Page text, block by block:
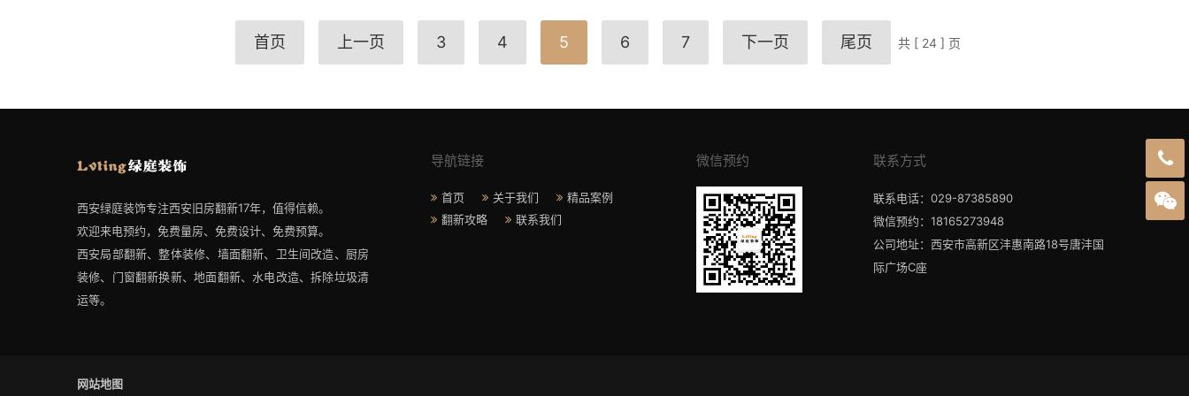
首页 上一页 3 4 5 6 7 下一页 尾页 共 [ 24 ] 页
西安绿庭装饰专注西安旧房翻新17年，值得信赖。
欢迎来电预约，免费量房、免费设计、免费预算。
西安局部翻新、整体装修、墙面翻新、卫生间改造、厨房
装修、门窗翻新换新、地面翻新、水电改造、拆除垃圾清
运等。
导航链接
首页 关于我们
精品案例
翻新攻略
联系我们
微信预约 联系方式
联系电话：029-87385890
微信预约：18165273948
公司地址：西安市高新区沣惠南路18号唐沣国
际广场C座
网站地图